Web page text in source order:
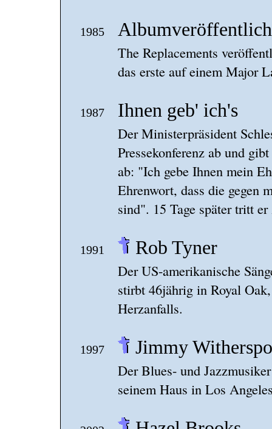
1985
The Replacements
das erste auf einem Major
1987 Ihnen geb' ich's
Der Ministerpräsident
Pressekonferenz ab und
ab: "Ich gebe Ihnen mein
Ehrenwort, dass die gegen
sind". 15 Tage später tritt
1991 Rob Tyner
Der US-amerikanische
stirbt 46jährig in Royal
Herzanfalls.
1997 Jimmy
Der Blues- und
seinem Haus in Los